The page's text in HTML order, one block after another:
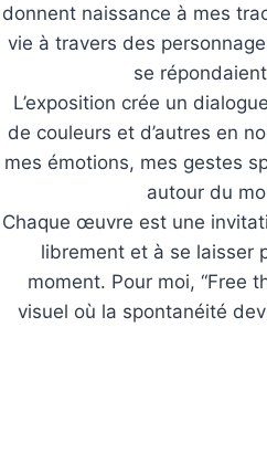
donnent naissance à mes
vie à travers des
se
L’exposition crée un
de couleurs et d’autres en
mes émotions, mes gestes
autour du
Chaque œuvre est une
librement et à se laisser
moment. Pour moi, “Free
visuel où la spontanéité